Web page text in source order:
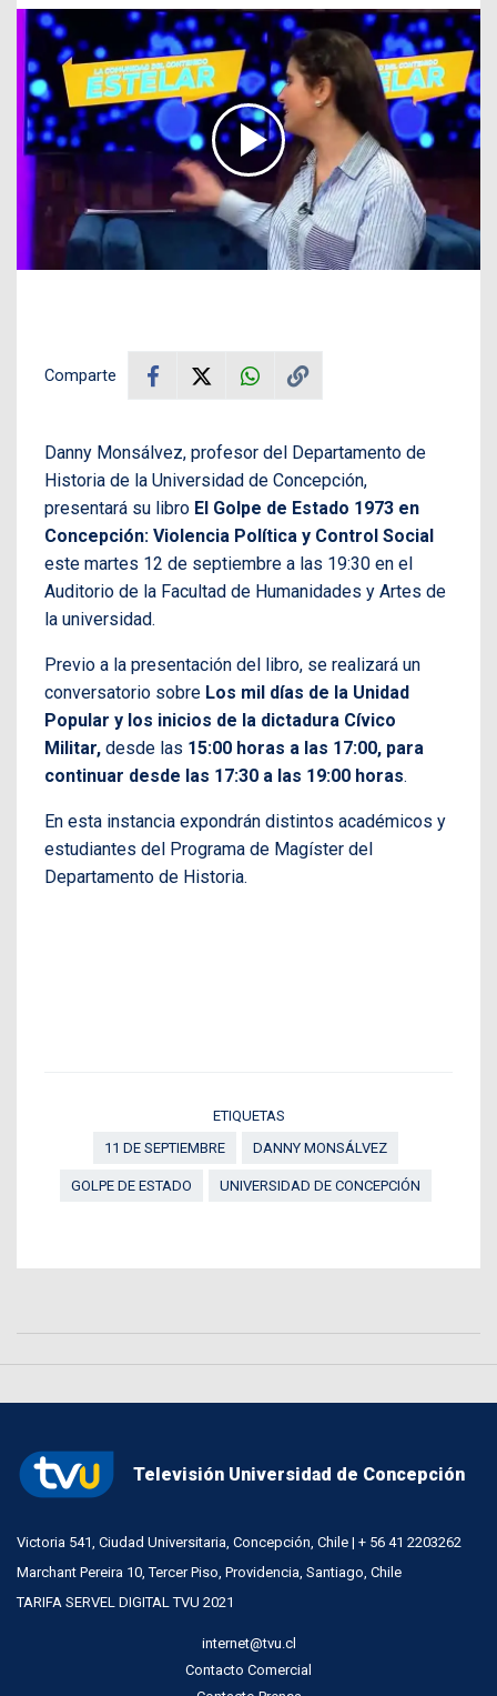
Comparte
Danny Monsálvez, profesor del Departamento de
Historia de la Universidad de Concepción,
presentará su libro El Golpe de Estado 1973 en
Concepción: Violencia Política y Control Social
este martes 12 de septiembre a las 19:30 en el
Auditorio de la Facultad de Humanidades y Artes de
la universidad.
Previo a la presentación del libro, se realizará un
conversatorio sobre Los mil días de la Unidad
Popular y los inicios de la dictadura Cívico
Militar, desde las 15:00 horas a las 17:00, para
continuar desde las 17:30 a las 19:00 horas.
En esta instancia expondrán distintos académicos y
estudiantes del Programa de Magíster del
Departamento de Historia.
ETIQUETAS
11 DE SEPTIEMBRE
DANNY MONSÁLVEZ
GOLPE DE ESTADO UNIVERSIDAD DE CONCEPCIÓN
Televisión Universidad de Concepción
Victoria 541, Ciudad Universitaria, Concepción, Chile | + 56 41 2203262
Marchant Pereira 10, Tercer Piso, Providencia, Santiago, Chile
TARIFA SERVEL DIGITAL TVU 2021
internet@tvu.cl
Contacto Comercial